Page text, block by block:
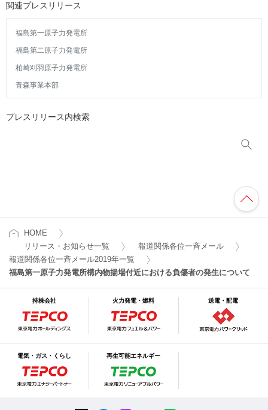
関連プレスリリース
福島第一原子力発電所
福島第二原子力発電所
柏崎刈羽原子力発電所
青森事業本部
プレスリリース内検索
HOME
リリース・お知らせ一覧
報道関係各位一斉メール
報道関係各位一斉メール2019年一覧
福島第一原子力発電所構内物揚場付近における負傷者の発生について
持株会社 火力発電・燃料 送電・配電
電気・ガス・くらし 再生可能エネルギー